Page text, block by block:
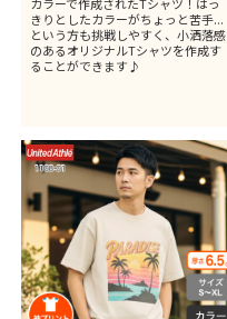
きりとしたカラーがちょっと苦手...
という方も挑戦しやすく、小洒落感
のあるオリジナルTシャツを作成す
ることができます♪